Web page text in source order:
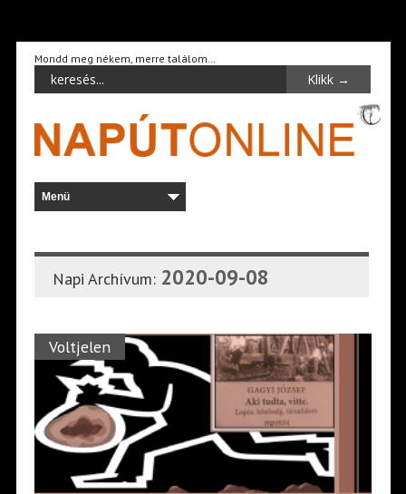
Mondd meg nékem, merre találom…
Napi Archívum: 2020-09-08
Voltjelen